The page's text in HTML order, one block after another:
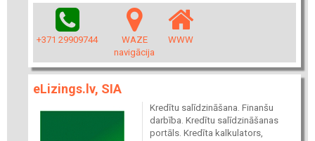
+371 29909744
WAZE
navigācija
WWW
eLizings.lv, SIA
Kredītu salīdzināšana. Finanšu
darbība. Kredītu salīdzināšanas
portāls. Kredīta kalkulators,